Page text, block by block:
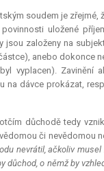
soudem je
uložené
založeny na
anebo dokonce
vyplacen).
na dávce prokázat,
důchodě tedy
či
nevrátil, ačkoliv
důchod, o němž by